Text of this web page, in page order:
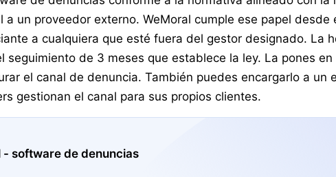
a un proveedor externo. WeMoral cumple ese papel
a cualquiera que esté fuera del gestor designado. La
seguimiento de 3 meses que establece la ley. La pones
el canal de denuncia. También puedes encargarlo a un
gestionan el canal para sus propios clientes.
- software de denuncias